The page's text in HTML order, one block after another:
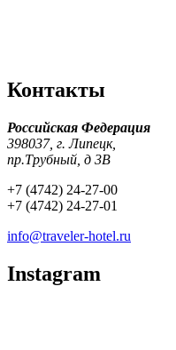
Контакты
Российская Федерация
398037, г. Липецк,
пр.Трубный, д 3В
+7 (4742) 24-27-00
+7 (4742) 24-27-01
info@traveler-hotel.ru
Instagram